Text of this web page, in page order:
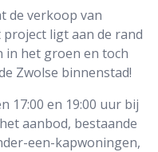
de verkoop van
ligt aan de rand
in het groen en toch
Zwolse binnenstad!
17:00 en 19:00 uur bij
aanbod, bestaande
een-kapwoningen,